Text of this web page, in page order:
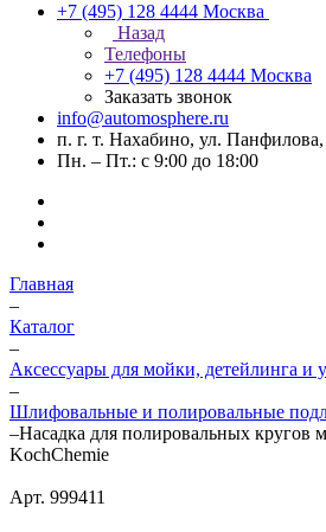
+7 (495) 128 4444 Москва
Назад
Телефоны
+7 (495) 128 4444 Москва
Заказать звонок
info@automosphere.ru
п. г. т. Нахабино, ул. Панфилова,
Пн. – Пт.: с 9:00 до 18:00
Главная
–
Каталог
–
Аксессуары для мойки, детейлинга и
–
Шлифовальные и полировальные
–Насадка для полировальных кругов
KochChemie
Арт. 999411